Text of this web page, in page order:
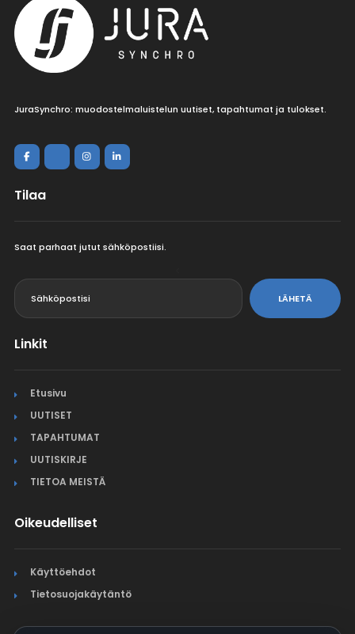
JuraSynchro: muodostelmaluistelun uutiset, tapahtumat ja tulokset.
Tilaa
Saat parhaat jutut sähköpostiisi.
LÄHETÄ
Linkit
Etusivu
UUTISET
TAPAHTUMAT
UUTISKIRJE
TIETOA MEISTÄ
Oikeudelliset
Käyttöehdot
Tietosuojakäytäntö